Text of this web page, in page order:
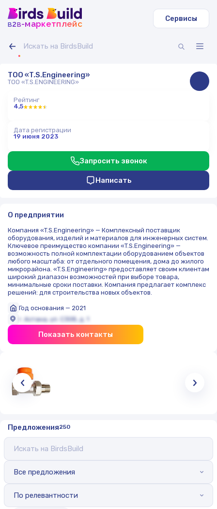
b2b-маркетплейс
Сервисы
ТОО «T.S.Engineering»
ТОО «T.S.ENGINEERING»
Запросить звонок
Написать
Рейтинг
4,5
Дата регистрации
19 июня 2023
О предприятии
Компания «T.S.Engineering» — Комплексный поставщик
оборудования, изделий и материалов для инженерных систем.
Ключевое преимущество компании «T.S.Engineering» —
возможность полной комплектации оборудованием объектов
любого масштаба: от отдельного помещения, дома до жилого
микрорайона. «T.S.Engineering» предоставляет своим клиентам
широкий диапазон возможностей при выборе товара,
минимальные сроки поставки. Компания предлагает комплекс
решений: для строительства новых объектов.
Год основания — 2021
г. Астана, ул. С308, д. 1
Показать контакты
Предложения250
Все предложения
По релевантности